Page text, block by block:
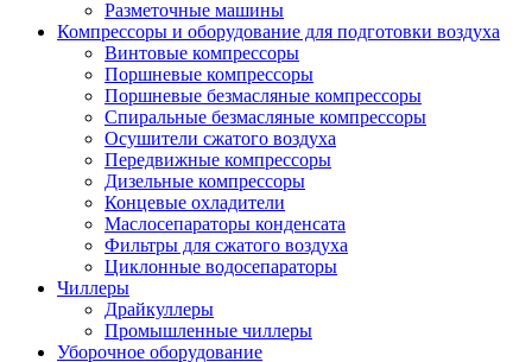
Разметочные машины
Компрессоры и оборудование для подготовки воздуха
Винтовые компрессоры
Поршневые компрессоры
Поршневые безмасляные компрессоры
Спиральные безмасляные компрессоры
Осушители сжатого воздуха
Передвижные компрессоры
Дизельные компрессоры
Концевые охладители
Маслосепараторы конденсата
Фильтры для сжатого воздуха
Циклонные водосепараторы
Чиллеры
Драйкуллеры
Промышленные чиллеры
Уборочное оборудование